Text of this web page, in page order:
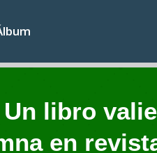
Un libro
en